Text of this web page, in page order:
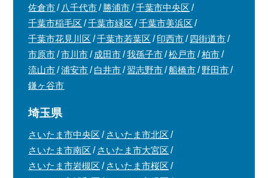
佐倉市 八千代市 勝浦市
千葉市中央区
千葉市稲毛区
千葉市緑区
千葉市美浜区
千葉市花見川区
千葉市若葉区 印西市
四街道市
市原市
市川市 成田市 我孫子市 松戸市
柏市
流山市
浦安市 白井市 習志野市 船橋市
野田市
鎌ヶ谷市
埼玉県
さいたま市中央区
さいたま市北区
さいたま市南区
さいたま市大宮区
さいたま市岩槻区
さいたま市桜区